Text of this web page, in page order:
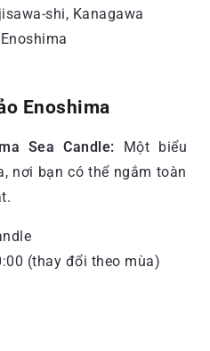
shi, Kanagawa
Enoshima
Sea Candle: Một biểu
nơi bạn có thể ngắm toàn
(thay đổi theo mùa)